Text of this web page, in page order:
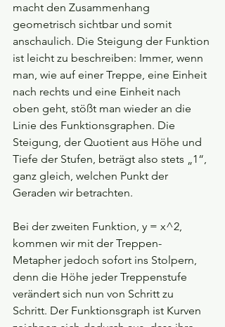
macht den Zusammenhang
geometrisch sichtbar und somit
anschaulich. Die Steigung der Funktion
ist leicht zu beschreiben: Immer, wenn
man, wie auf einer Treppe, eine Einheit
nach rechts und eine Einheit nach
oben geht, stößt man wieder an die
Linie des Funktionsgraphen. Die
Steigung, der Quotient aus Höhe und
Tiefe der Stufen, beträgt also stets „1“,
ganz gleich, welchen Punkt der
Geraden wir betrachten.
Bei der zweiten Funktion, y = x^2,
kommen wir mit der Treppen-
Metapher jedoch sofort ins Stolpern,
denn die Höhe jeder Treppenstufe
verändert sich nun von Schritt zu
Schritt. Der Funktionsgraph ist Kurven